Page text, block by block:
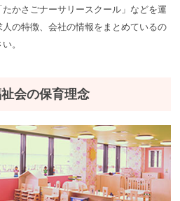
かさごナーサリースクール」などを運
の特徴、会社の情報をまとめているの
。
会の保育理念